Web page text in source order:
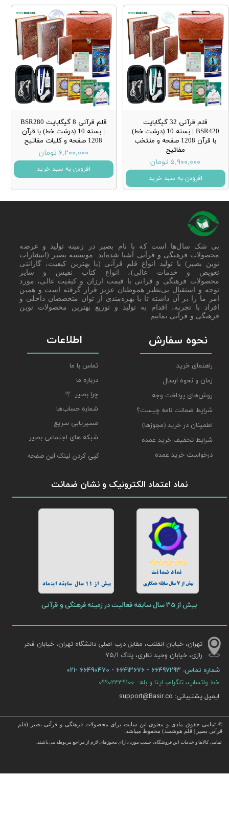
قلم قرآنی 32 گیگابایت
BSR420 | بسته 10 (درشت خط)
با قرآن 1208 صفحه و منتخب
مفاتیح
۵,۹۰۰,۰۰۰ تومان
افزودن به سبد خرید
قلم قرآنی 8 گیگابایت BSR280
| بسته 10 (درشت خط) با قرآن
1208 صفحه و کلیات مفاتیح
۶,۲۰۰,۰۰۰ تومان
افزودن به سبد خرید
نحوه سفارش
راهنمای خرید
زمان و نحوه ارسال
روش‌های پرداخت وجه
شرایط ضمانت نامه چیست؟
اطمینان در خرید (مجوزها)
شرایط تخفیف خرید عمده
درخواست خرید عمده
© تمامی حقوق مادی و معنوی این سایت برای محصولات فرهنگی و قرآنی بصیر (قلم
قرآنی بصیر | قلم هوشمند) محفوظ میباشد.
تمامی كالاها و خدمات این فروشگاه، حسب مورد دارای مجوزهای لازم از مراجع مربوطه می‌باشند.
، انواع قلم قرآنی ، انواع کتاب نفیس و قرآن نفیس , قرآن عروس , کتب نفیس و معطر , کتاب چرمی و سایر محصولات
نماد اعتماد الکترونیک و نشان ضمانت
بیش از 11 سال سابقه اینماد
بیش از 35 سال سابقه فعالیت در زمینه فرهنگی و قرآنی
بیش از 7 سال سابقه همکاری
اطلاعات
تماس با ما
درباره ما
چرا بصیر...؟!
شماره حساب‌ها
مسیریابی سریع
شبکه های اجتماعی بصیر
تهران، خیابان انقلاب، مقابل درب اصلی دانشگاه تهران، خیابان فخر
رازی، خیابان وحید نظری، پلاک ۷۵/۱​​​​​​​
شماره تماس:
بی شک سال‌ها است که با نام بصیر در زمینه تولید و عرضه
محصولات فرهنگی و قرآنی آشنا شده‌اید. موسسه بصیر (انتشارات
نوین بصیر) با تولید انواع قلم قرآنی (با بهترین کیفیت، گارانتی
تعویض و خدمات عالی)، انواع کتاب نفیس و سایر
محصولات فرهنگی و قرانی با قیمت ارزان و کیفیت عالی، مورد
توجه و استقبال بی‌نظیر هموطنان عزیز قرار گرفته است و همین
امر ما را بر آن داشته تا با بهره‌مندی از توان متخصصان داخلی و
افراد با تجربه، اقدام به تولید و توزیع بهترین محصولات نوین
فرهنگی و قرآنی نماییم.
خط واتساپ، تلگرام، ایتا و بله: 09902339100
ایمیل پشتیبانی: support@Basir.co
کپی کردن لینک این صفحه